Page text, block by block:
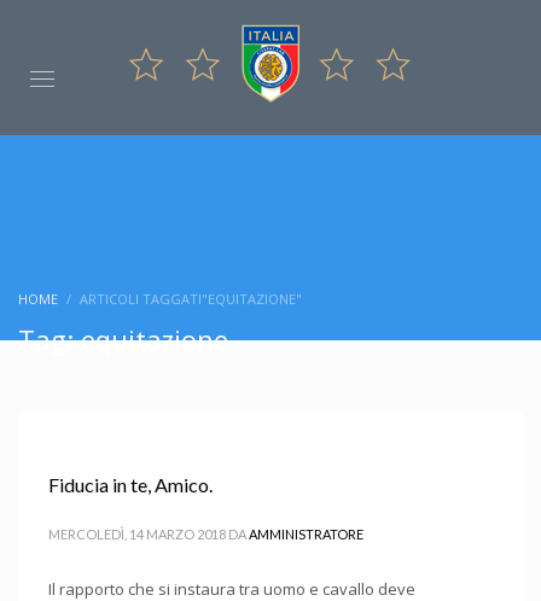
HOME ARTICOLI TAGGATI"EQUITAZIONE"
Tag: equitazione
Fiducia in te, Amico.
MERCOLEDÌ, 14 MARZO 2018 DAAMMINISTRATORE
Il rapporto che si instaura tra uomo e cavallo deve